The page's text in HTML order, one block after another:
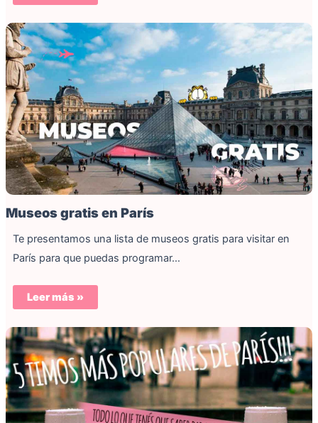
Museos gratis en París
Te presentamos una lista de museos gratis para visitar en
París para que puedas programar…
Leer más »